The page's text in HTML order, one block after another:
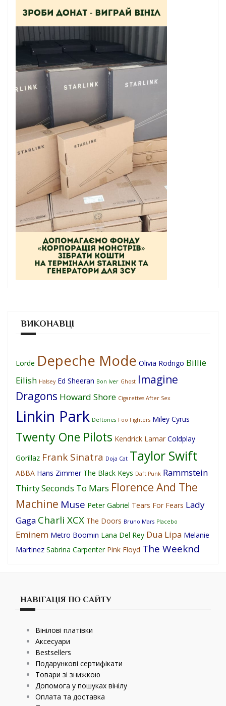
ВИКОНАВЦІ
Lorde Depeche Mode Olivia Rodrigo Billie
Eilish Halsey Ed Sheeran Bon Iver Ghost Imagine
Dragons Howard Shore Cigarettes After Sex
Linkin Park Deftones Foo Fighters Miley Cyrus
Twenty One Pilots Kendrick Lamar Coldplay
Gorillaz Frank Sinatra Doja Cat Taylor Swift
ABBA Hans Zimmer The Black Keys Daft Punk Rammstein
Thirty Seconds To Mars Florence And The
Machine Muse Peter Gabriel Tears For Fears Lady
Gaga Charli XCX The Doors Bruno Mars Placebo
Eminem Metro Boomin Lana Del Rey Dua Lipa Melanie
Martinez Sabrina Carpenter Pink Floyd The Weeknd
НАВІГАЦІЯ ПО САЙТУ
Вінілові платівки
Аксесуари
Bestsellers
Подарункові сертифікати
Товари зі знижкою
Допомога у пошуках вінілу
Оплата та доставка